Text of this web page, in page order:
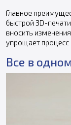
Главное
быстрой 3D-
вносить
упрощает процесс
Все в